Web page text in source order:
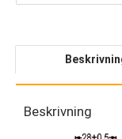
Beskrivning